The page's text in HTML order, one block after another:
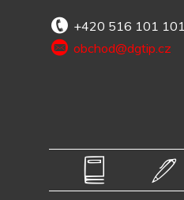
+420 516 101 101
obchod@dgtip.cz